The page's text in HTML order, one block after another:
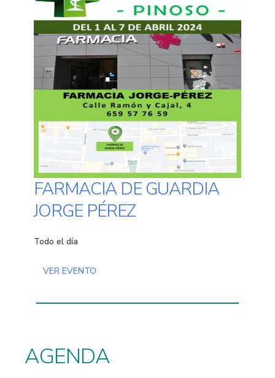
FARMACIA DE GUARDIA
JORGE PÉREZ
Todo el día
VER EVENTO
AGENDA